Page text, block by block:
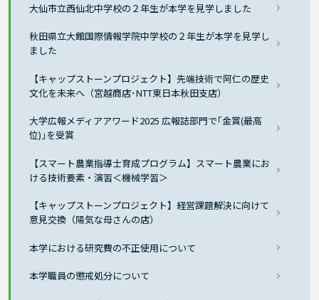
大仙市立西仙北中学校の２年生が本学を見学しました
秋田県立大館国際情報学院中学校の２年生が本学を見学し
ました
【キャップストーンプロジェクト】先端技術で阿仁の歴史
文化を未来へ（宮越商店･NTT東日本秋田支店）
大学広報メディアアワード2025 広報誌部門で｢金賞(最高
位)｣を受賞
【スマート農業指導士育成プログラム】スマート農業にお
ける技術要素・演習＜機械学習＞
【キャップストーンプロジェクト】経営課題解決に向けて
意見交換（陽気な母さんの店）
本学における研究費の不正使用について
本学職員の懲戒処分について